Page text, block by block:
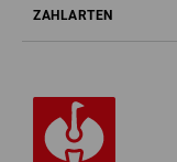
ZAHLARTEN